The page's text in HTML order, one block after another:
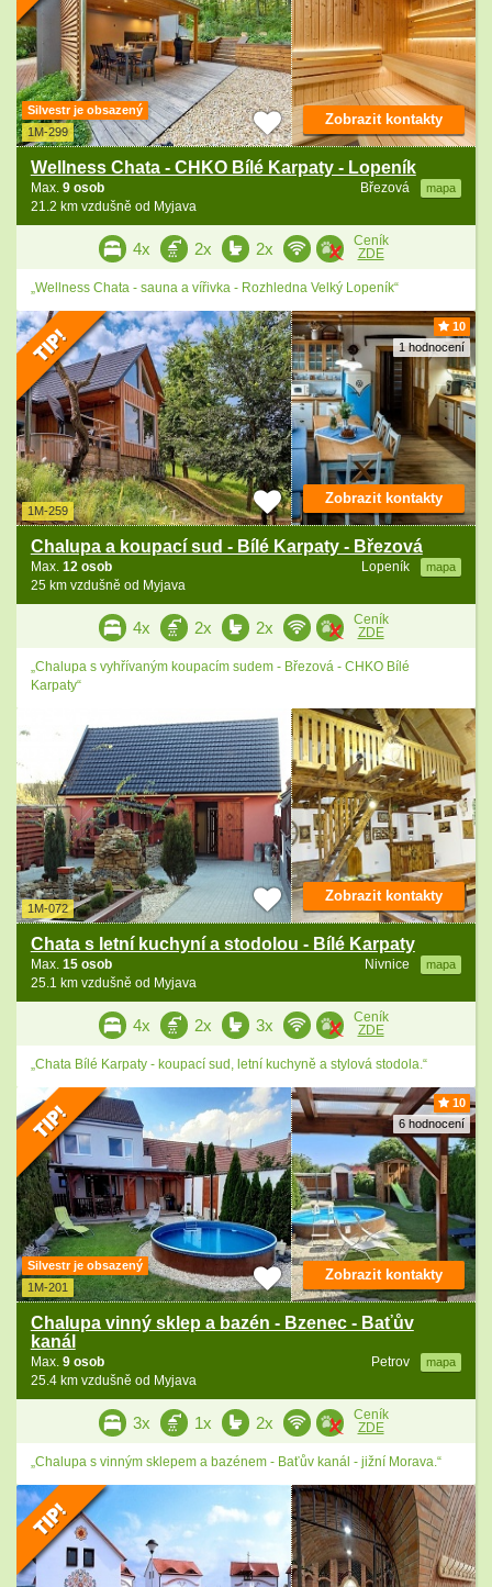
Silvestr je obsazený
1M-299
Wellness Chata - CHKO Bílé Karpaty - Lopeník
Březová mapa
Max. 9 osob
21.2 km vzdušně od Myjava
Zobrazit kontakty
4x 2x 2x
Ceník
ZDE
„Wellness Chata - sauna a vířivka - Rozhledna Velký Lopeník“
10
1 hodnocení
1M-259
Chalupa a koupací sud - Bílé Karpaty - Březová
Lopeník mapa
Max. 12 osob
25 km vzdušně od Myjava
Zobrazit kontakty
4x 2x 2x
Ceník
ZDE
„Chalupa s vyhřívaným koupacím sudem - Březová - CHKO Bílé
Karpaty“
1M-072
Chata s letní kuchyní a stodolou - Bílé Karpaty
Nivnice mapa
Max. 15 osob
25.1 km vzdušně od Myjava
Zobrazit kontakty
4x 2x 3x
Ceník
ZDE
„Chata Bílé Karpaty - koupací sud, letní kuchyně a stylová stodola.“
10
6 hodnocení
Silvestr je obsazený
1M-201
Chalupa vinný sklep a bazén - Bzenec - Baťův
kanál
Petrov mapa
Max. 9 osob
25.4 km vzdušně od Myjava
Zobrazit kontakty
3x 1x 2x
Ceník
ZDE
„Chalupa s vinným sklepem a bazénem - Baťův kanál - jižní Morava.“